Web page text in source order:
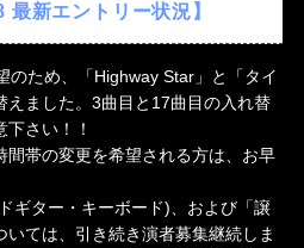
新エントリー状況】
のため、「Highway Star」と「タイ
えました。3曲目と17曲目の入れ替
さい！！
間帯の変更を希望される方は、お早
ギター・キーボード)、および「譲
ては、引き続き演者募集継続しま